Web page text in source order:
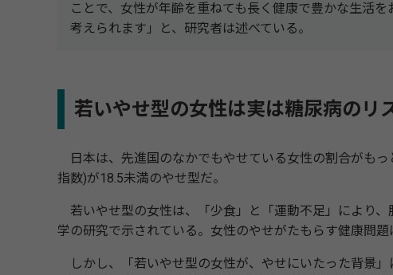
ことで、女性が年齢を重ねても長く健康で豊かな生活を
考えられます」と、研究者は述べている。
若いやせ型の女性は実は糖尿病のリ
日本は、先進国のなかでもやせている女性の割合がも
指数)が18.5未満のやせ型だ。
若いやせ型の女性は、「少食」と「運動不足」により
学の研究で示されている。女性のやせがたもらす健康問題
しかし、「若いやせ型の女性が、やせにいたった背景